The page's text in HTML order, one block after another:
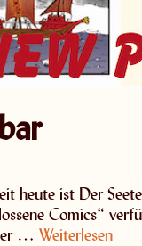
heute ist Der
Comics“
… Weiterlesen